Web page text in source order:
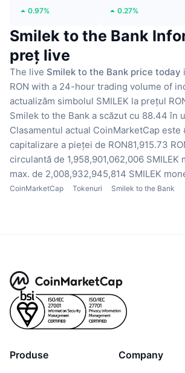
0.97% 0.27%
Smilek to the Bank
preț live
The live Smilek to the Bank price today
RON with a 24-hour trading volume of
actualizăm simbolul SMILEK la prețul
Smilek to the Bank a scăzut cu 88.44 în
Clasamentul actual CoinMarketCap este
capitalizare a pieței de RON81,915.73
circulantă de 1,958,901,062,006 SMILEK
max. de 2,008,932,945,814 SMILEK
CoinMarketCap Tokenuri Smilek to the Bank
Produse Company